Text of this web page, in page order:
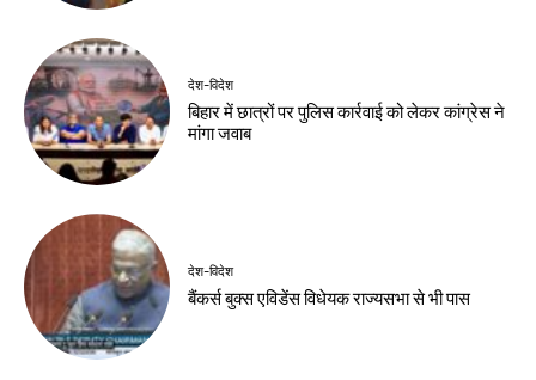
Birsa Bhumi Live
August 10, 2026
नवीनतम लेख
वीडियो